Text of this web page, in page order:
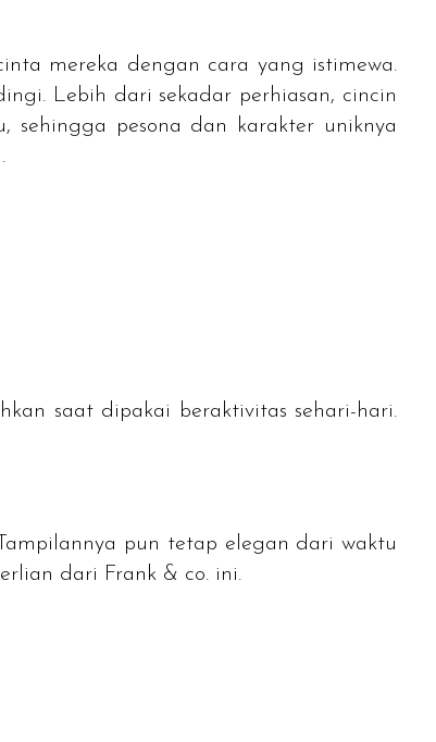
mereka dengan cara yang istimewa.
Lebih dari sekadar perhiasan, cincin
sehingga pesona dan karakter uniknya
saat dipakai beraktivitas sehari-hari.
pun tetap elegan dari waktu
dari Frank & co. ini.